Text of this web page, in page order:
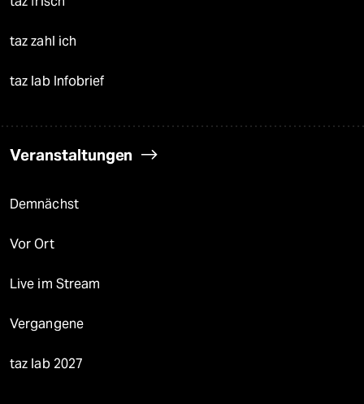
taz zahl ich
taz lab Infobrief
Veranstaltungen
Demnächst
Vor Ort
Live im Stream
Vergangene
taz lab 2027